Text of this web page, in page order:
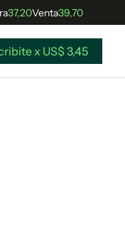
37,20Venta39,70
x US$ 3,45